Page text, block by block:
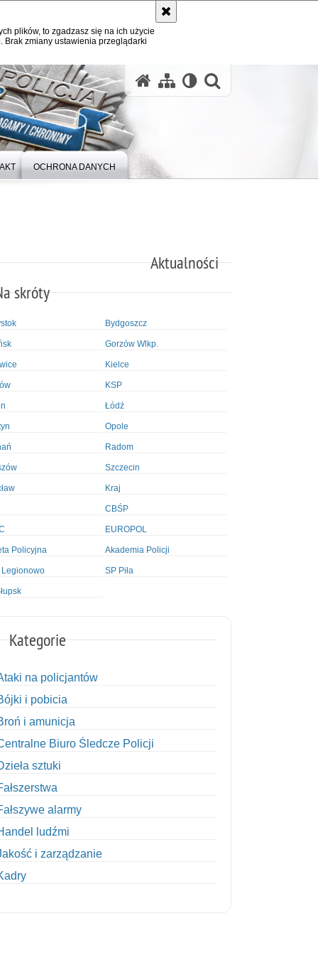
plików, to zgadzasz się na ich użycie
zmiany ustawienia przeglądarki
OCHRONA DANYCH
Aktualności
skróty
Bydgoszcz
Gorzów Wlkp.
Kielce
KSP
Łódź
Opole
Radom
Szczecin
Kraj
CBŚP
EUROPOL
Policyjna Akademia Policji
Legionowo SP Piła
Kategorie
na policjantów
i pobicia
i amunicja
Biuro Śledcze Policji
sztuki
alarmy
ludźmi
i zarządzanie